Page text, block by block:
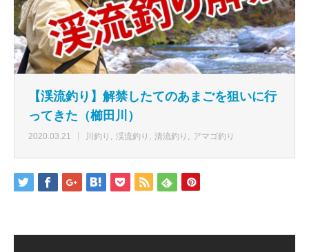
【渓流釣り】解禁したてのあまごを狙いに行
ってきた（櫛田川）
2020.03.21 川釣り 渓流釣り 清流釣り アマゴ釣り